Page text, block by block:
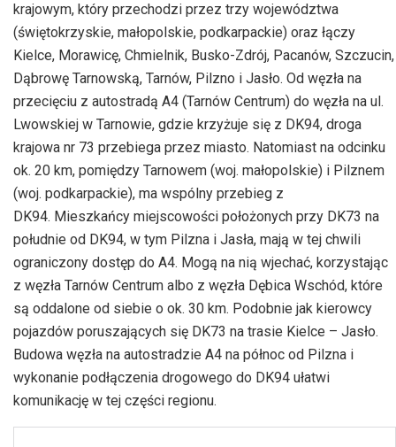
krajowym, który przechodzi przez trzy województwa
(świętokrzyskie, małopolskie, podkarpackie) oraz łączy
Kielce, Morawicę, Chmielnik, Busko-Zdrój, Pacanów, Szczucin,
Dąbrowę Tarnowską, Tarnów, Pilzno i Jasło. Od węzła na
przecięciu z autostradą A4 (Tarnów Centrum) do węzła na ul.
Lwowskiej w Tarnowie, gdzie krzyżuje się z DK94, droga
krajowa nr 73 przebiega przez miasto. Natomiast na odcinku
ok. 20 km, pomiędzy Tarnowem (woj. małopolskie) i Pilznem
(woj. podkarpackie), ma wspólny przebieg z
DK94. Mieszkańcy miejscowości położonych przy DK73 na
południe od DK94, w tym Pilzna i Jasła, mają w tej chwili
ograniczony dostęp do A4. Mogą na nią wjechać, korzystając
z węzła Tarnów Centrum albo z węzła Dębica Wschód, które
są oddalone od siebie o ok. 30 km. Podobnie jak kierowcy
pojazdów poruszających się DK73 na trasie Kielce – Jasło.
Budowa węzła na autostradzie A4 na północ od Pilzna i
wykonanie podłączenia drogowego do DK94 ułatwi
komunikację w tej części regionu.